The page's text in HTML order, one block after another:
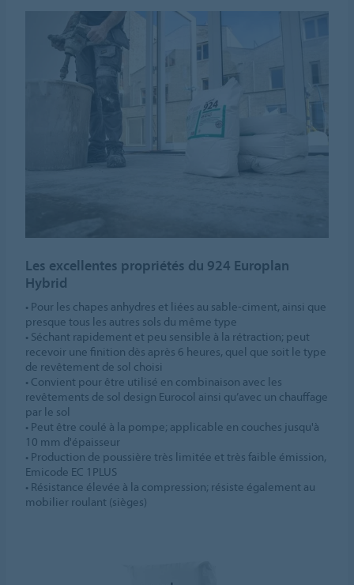
Les excellentes propriétés du 924 Europlan
Hybrid
• Pour les chapes anhydres et liées au sable-ciment, ainsi que
presque tous les autres sols du même type
• Séchant rapidement et peu sensible à la rétraction; peut
recevoir une finition dès après 6 heures, quel que soit le type
de revêtement de sol choisi
• Convient pour être utilisé en combinaison avec les
revêtements de sol design Eurocol ainsi qu’avec un chauffage
par le sol
• Peut être coulé à la pompe; applicable en couches jusqu'à
10 mm d'épaisseur
• Production de poussière très limitée et très faible émission,
Emicode EC 1PLUS
• Résistance élevée à la compression; résiste également au
mobilier roulant (sièges)